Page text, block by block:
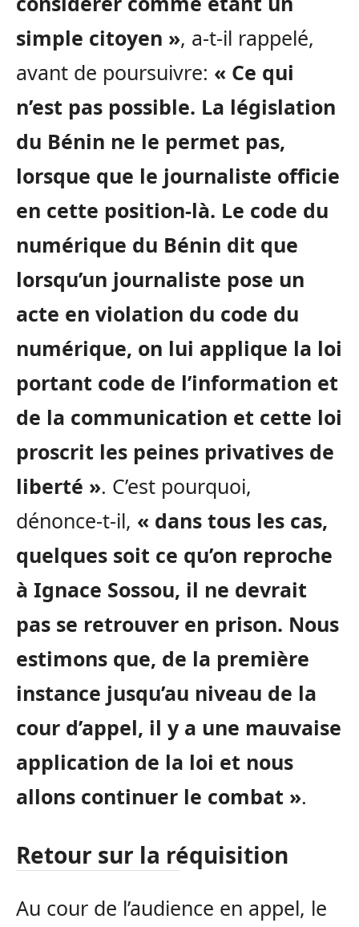
simple citoyen », a-t-il rappelé,
avant de poursuivre: « Ce qui
n’est pas possible. La législation
du Bénin ne le permet pas,
lorsque que le journaliste officie
en cette position-là. Le code du
numérique du Bénin dit que
lorsqu’un journaliste pose un
acte en violation du code du
numérique, on lui applique la loi
portant code de l’information et
de la communication et cette loi
proscrit les peines privatives de
liberté ». C’est pourquoi,
dénonce-t-il, « dans tous les cas,
quelques soit ce qu’on reproche
à Ignace Sossou, il ne devrait
pas se retrouver en prison. Nous
estimons que, de la première
instance jusqu’au niveau de la
cour d’appel, il y a une mauvaise
application de la loi et nous
allons continuer le combat ».
Retour sur la réquisition
Au cour de l’audience en appel, le